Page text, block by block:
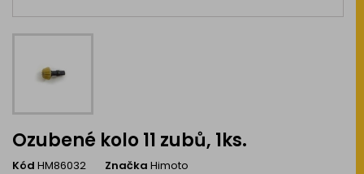
Ozubené kolo 11 zubů, 1ks.
Kód HM86032 Značka Himoto